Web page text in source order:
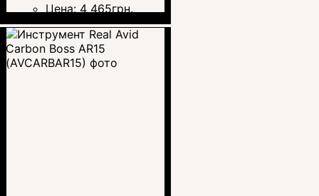
Цена: 4 465грн.